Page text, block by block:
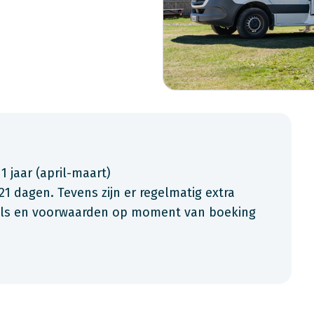
jaar (april-maart)
dagen. Tevens zijn er regelmatig extra
en voorwaarden op moment van boeking